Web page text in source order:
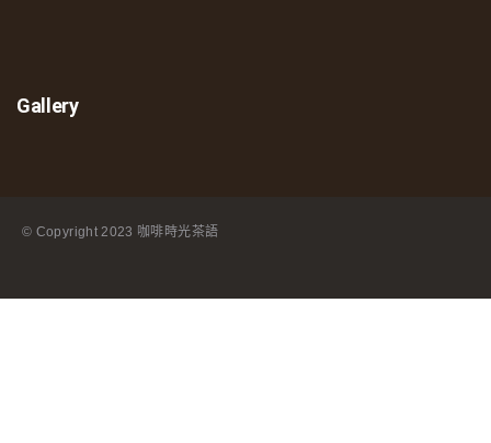
Gallery
© Copyright2023 咖啡時光茶語